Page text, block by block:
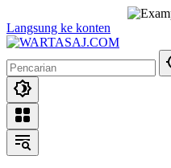
Langsung ke konten